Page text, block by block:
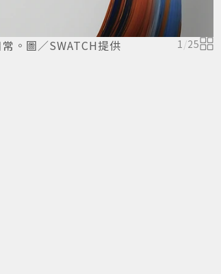
。圖／SWATCH提供 1 /25